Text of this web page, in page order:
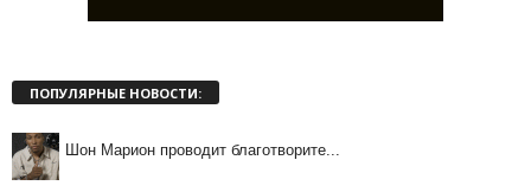
ПОПУЛЯРНЫЕ НОВОСТИ:
Шон Марион проводит благотворите...